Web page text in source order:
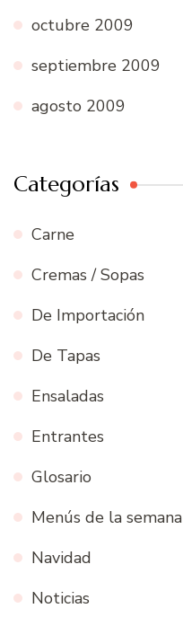
octubre 2009
septiembre 2009
agosto 2009
Categorías
Carne
Cremas / Sopas
De Importación
De Tapas
Ensaladas
Entrantes
Glosario
Menús de la semana
Navidad
Noticias